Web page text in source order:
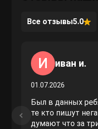
Все отзывы5.0
И иван и.
01.07.2026
Был в данных
те кто пишут
думают что за